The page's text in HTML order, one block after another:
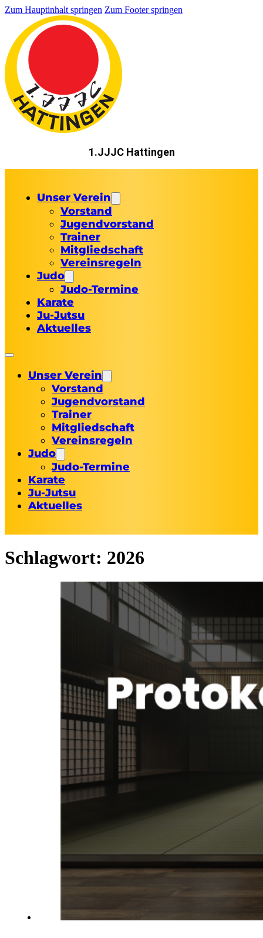
Zum Hauptinhalt springen Zum Footer springen
1.JJJC Hattingen
Unser Verein
Vorstand
Jugendvorstand
Trainer
Mitgliedschaft
Vereinsregeln
Judo
Judo-Termine
Karate
Ju-Jutsu
Aktuelles
Unser Verein
Vorstand
Jugendvorstand
Trainer
Mitgliedschaft
Vereinsregeln
Judo
Judo-Termine
Karate
Ju-Jutsu
Aktuelles
Schlagwort: 2026